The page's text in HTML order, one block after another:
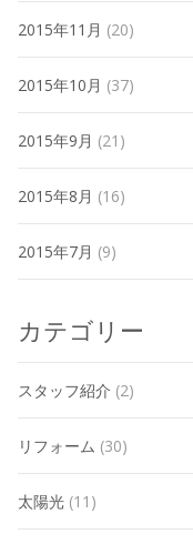
2015年11月 (20)
2015年10月 (37)
2015年9月 (21)
2015年8月 (16)
2015年7月 (9)
カテゴリー
スタッフ紹介 (2)
リフォーム (30)
太陽光 (11)